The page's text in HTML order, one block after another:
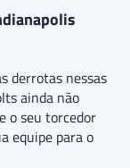
derrotas nessas
ainda não
o seu torcedor
equipe para o